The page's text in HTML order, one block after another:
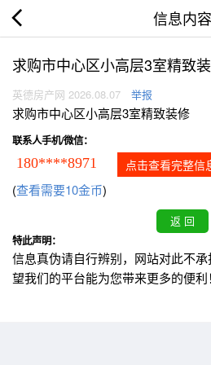
信息内容
求购市中心区小高层3室精致
英德房产网 2026.08.07 举报
求购市中心区小高层3室精致装修
联系人手机/微信：
180****8971 点击查看完整信
(查看需要10金币)
特此声明：
信息真伪请自行辨别，网站对此不
望我们的平台能为您带来更多的便利！